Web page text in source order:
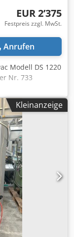
EUR 2’375
Festpreis zzgl. MwSt.
Anrufen
Modell DS 1220
Nr. 733
Gewicht: ca.
zu einer
wir für Sie
Sie erhalten
Agksrf Für
Besuchen Sie
weiteren
und
und dienen
der Produkte.
Irrtümer in
und
Kleinanzeige